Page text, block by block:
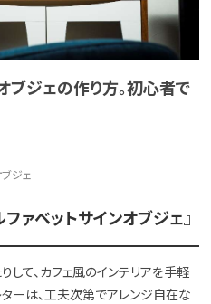
ブジェの作り方。初心者で
ジェ
ァベットサインオブジェ』
して、カフェ風のインテリアを手軽
ーは、工夫次第でアレンジ自在な